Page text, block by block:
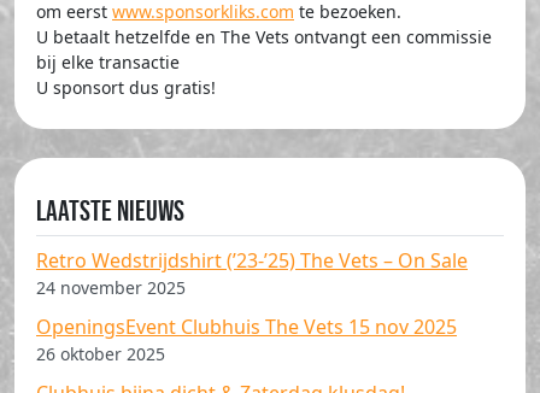
om eerst www.sponsorkliks.com te bezoeken.
U betaalt hetzelfde en The Vets ontvangt een commissie
bij elke transactie
U sponsort dus gratis!
Laatste nieuws
Retro Wedstrijdshirt (’23-’25) The Vets – On Sale
24 november 2025
OpeningsEvent Clubhuis The Vets 15 nov 2025
26 oktober 2025